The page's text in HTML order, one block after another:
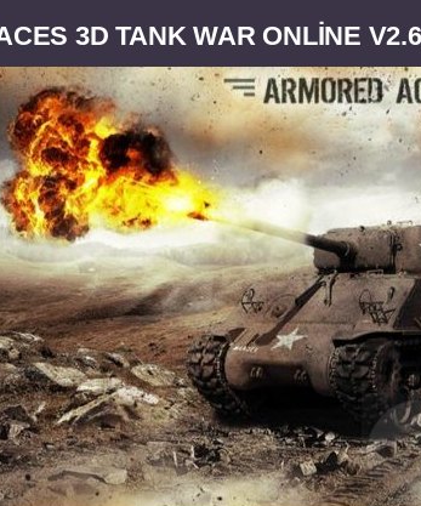
3D TANK WAR ONLINE